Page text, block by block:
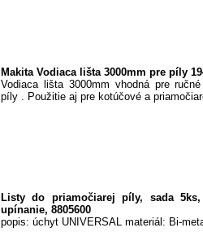
Makita Vodiaca lišta 3000mm pre píly
Vodiaca lišta 3000mm vhodná pre
píly . Použitie aj pre kotúčové a
Listy do priamočiarej píly, sada
upínanie, 8805600
popis: úchyt UNIVERSAL materiál: Bi-